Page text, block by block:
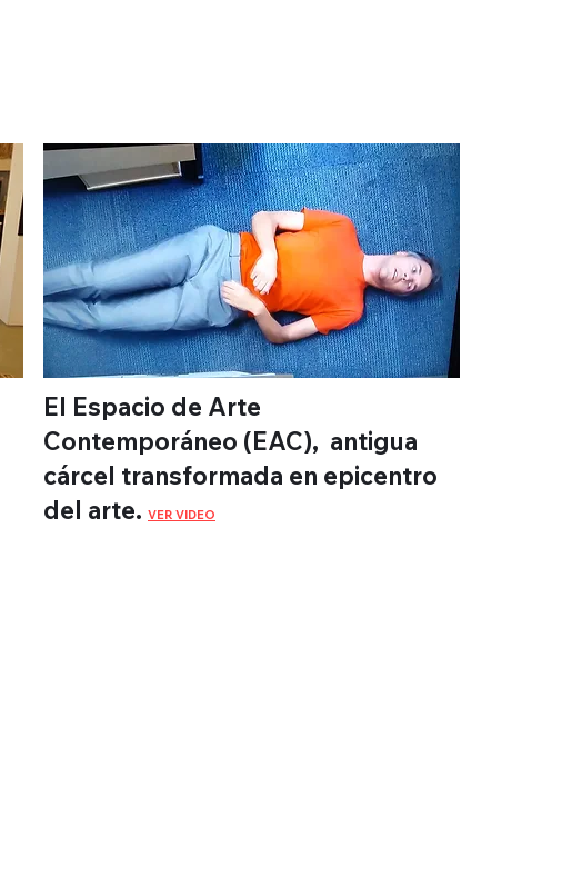
El Espacio de Arte
Contemporáneo (EAC), antigua
cárcel transformada en epicentro
del arte. VER VIDEO